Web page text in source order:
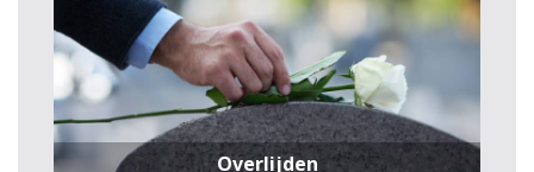
Overlijden